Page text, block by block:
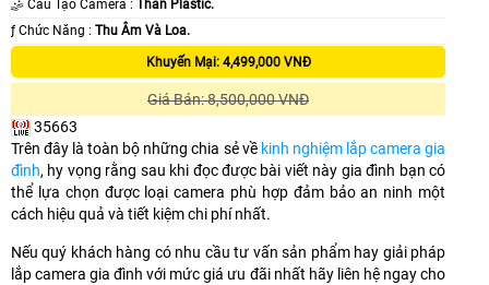
🤹 Cấu Tạo Camera :
Thân Plastic.
️ƒ Chức Năng : Thu Âm Và Loa.
Khuyến Mại: 4,499,000 VNĐ
Giá Bán: 8,500,000 VNĐ
35663
Trên đây là toàn bộ những chia sẻ về kinh nghiệm lắp camera gia
đình, hy vọng rằng sau khi đọc được bài viết này gia đình bạn có
thể lựa chọn được loại camera phù hợp đảm bảo an ninh một
cách hiệu quả và tiết kiệm chi phí nhất.
Nếu quý khách hàng có nhu cầu tư vấn sản phẩm hay giải pháp
lắp camera gia đình với mức giá ưu đãi nhất hãy liên hệ ngay cho